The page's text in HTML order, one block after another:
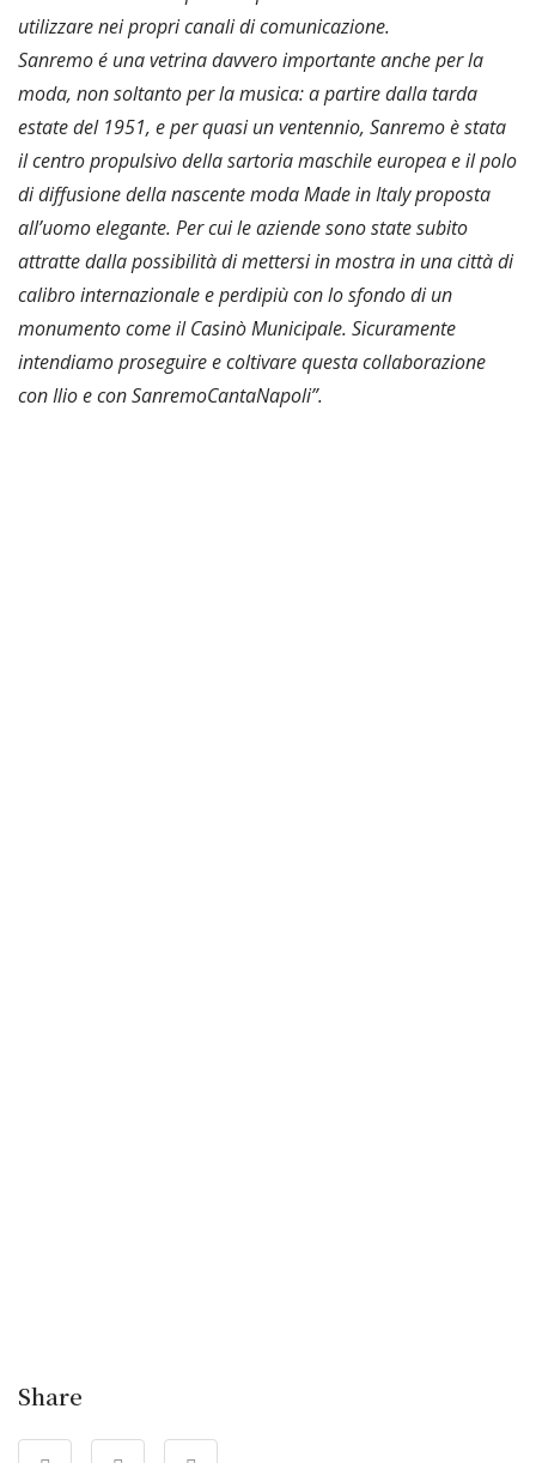
utilizzare nei propri canali di comunicazione.
Sanremo é una vetrina davvero importante anche per la
moda, non soltanto per la musica: a partire dalla tarda
estate del 1951, e per quasi un ventennio, Sanremo è stata
il centro propulsivo della sartoria maschile europea e il polo
di diffusione della nascente moda Made in Italy proposta
all’uomo elegante. Per cui le aziende sono state subito
attratte dalla possibilità di mettersi in mostra in una città di
calibro internazionale e perdipiù con lo sfondo di un
monumento come il Casinò Municipale. Sicuramente
intendiamo proseguire e coltivare questa collaborazione
con Ilio e con SanremoCantaNapoli”.
Share